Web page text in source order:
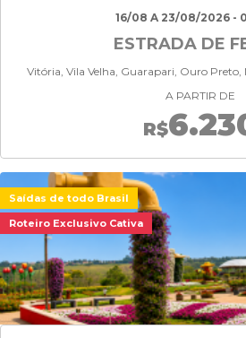
16/08 A 23/08/2026 -
ESTRADA DE
Vitória, Vila Velha, Guarapari, Ouro
A PARTIR DE
R$
Saídas de todo Brasil
Roteiro Exclusivo Cativa